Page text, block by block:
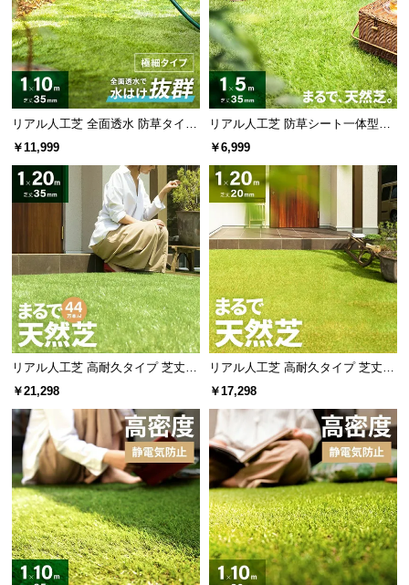
リアル人工芝 全面透水 防草タイプ
芝丈35mm 1×10m 極細タイプ
￥11,999
リアル人工芝 防草シート一体型タ
イプ 芝丈35mm 1×5m（自然な見
た目追求・U字ピン付）
￥6,999
リアル人工芝 高耐久タイプ 芝丈35
mm 1×20m 防草シート付（自然な
￥21,298
リアル人工芝 高耐久タイプ 芝丈20
mm 1×20m 防草シート付（自然な
￥17,298